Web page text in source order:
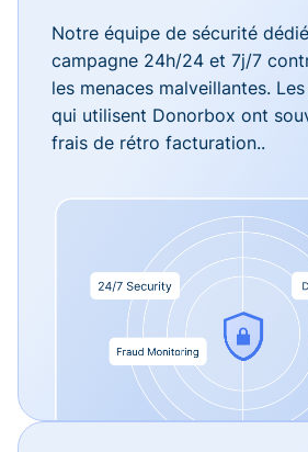
Notre équipe de sécurité
campagne 24h/24 et 7j/7
les menaces malveillantes.
qui utilisent Donorbox ont
frais de rétro facturation..